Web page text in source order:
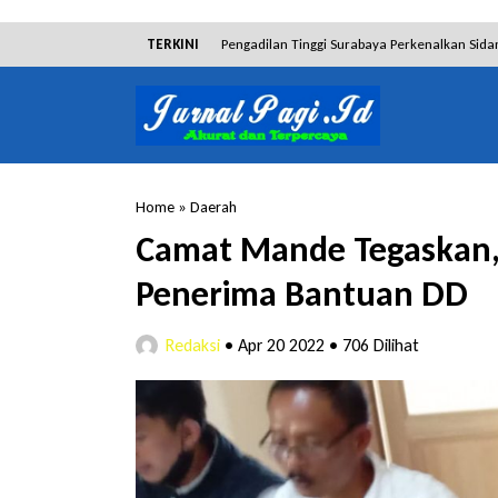
TERKINI Pengadilan Tinggi Surabaya Perkenalkan
Dibantah Terdakwa Ranto Hensa, Salim
Tim Tabur Kejari Surabaya Ringkus Mulia
Hakim Sebut Saksi Beruntung Tak Terseret
Home » Daerah
Camat Mande
Penerima Bantuan DD
Redaksi • Apr 20 2022 • 706 Dilihat